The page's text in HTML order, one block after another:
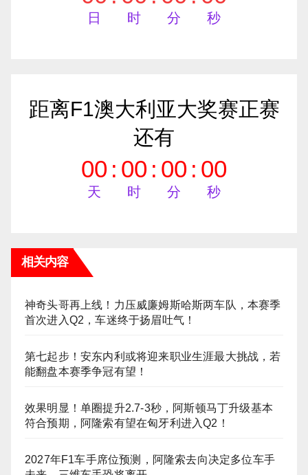
日 时 分 秒
距离F1澳大利亚大奖赛正赛
还有
00
天
: 00
时
: 00
分
: 00
秒
相关内容
神奇头哥再上线！力压威廉姆斯哈斯两车队，本赛季
首次进入Q2，车迷终于扬眉吐气！
第七起步！安东内利或将迎来职业生涯最大挑战，若
能翻盘本赛季争冠有望！
效果明显！单圈提升2.7-3秒，阿斯顿马丁升级基本
符合预期，阿隆索有望在匈牙利进入Q2！
2027年F1车手席位预测，阿隆索去向决定多位车手